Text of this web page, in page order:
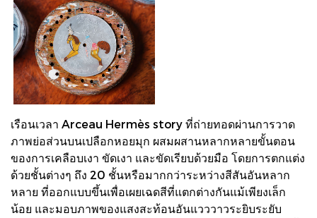
เรือนเวลา Arceau Hermès story ที่ถ่ายทอดผ่านการวาด
ภาพย่อส่วนบนเปลือกหอยมุก ผสมผสานหลากหลายขั้นตอน
ของการเคลือบเงา ขัดเงา และขัดเรียบด้วยมือ โดยการตกแต่ง
ด้วยชั้นต่างๆ ถึง 20 ชั้นหรือมากกว่าระหว่างสีสันอันหลาก
หลาย ที่ออกแบบขึ้นเพื่อเผยเฉดสีที่แตกต่างกันแม้เพียงเล็ก
น้อย และมอบภาพของแสงสะท้อนอันแวววาวระยิบระยับ